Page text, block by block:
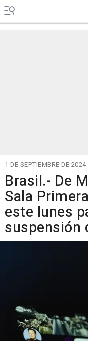
1 DE SEPTIEMBRE DE 2024
Brasil.- De
Sala
este lunes
suspensión